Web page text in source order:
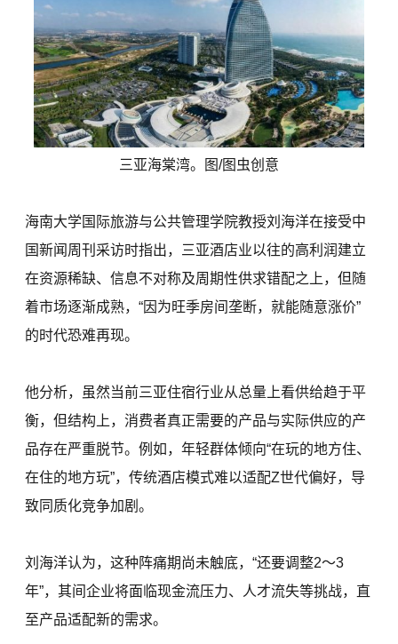
三亚海棠湾。图/图虫创意
海南大学国际旅游与公共管理学院教授刘海洋在接受中
国新闻周刊采访时指出，三亚酒店业以往的高利润建立
在资源稀缺、信息不对称及周期性供求错配之上，但随
着市场逐渐成熟，“因为旺季房间垄断，就能随意涨价”
的时代恐难再现。
他分析，虽然当前三亚住宿行业从总量上看供给趋于平
衡，但结构上，消费者真正需要的产品与实际供应的产
品存在严重脱节。例如，年轻群体倾向“在玩的地方住、
在住的地方玩”，传统酒店模式难以适配Z世代偏好，导
致同质化竞争加剧。
刘海洋认为，这种阵痛期尚未触底，“还要调整2～3
年”，其间企业将面临现金流压力、人才流失等挑战，直
至产品适配新的需求。